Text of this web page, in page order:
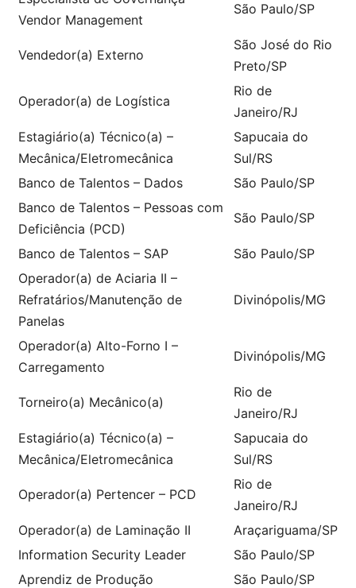
Vendor Management
São Paulo/SP
Vendedor(a) Externo
São José do Rio
Preto/SP
Operador(a) de Logística
Rio de
Janeiro/RJ
Estagiário(a) Técnico(a) –
Mecânica/Eletromecânica
Sapucaia do
Sul/RS
Banco de Talentos – Dados
São Paulo/SP
Banco de Talentos – Pessoas com
Deficiência (PCD)
São Paulo/SP
Banco de Talentos – SAP
São Paulo/SP
Operador(a) de Aciaria II –
Refratários/Manutenção de
Panelas
Divinópolis/MG
Operador(a) Alto-Forno I –
Carregamento
Divinópolis/MG
Torneiro(a) Mecânico(a)
Rio de
Janeiro/RJ
Estagiário(a) Técnico(a) –
Mecânica/Eletromecânica
Sapucaia do
Sul/RS
Operador(a) Pertencer – PCD
Rio de
Janeiro/RJ
Operador(a) de Laminação II
Araçariguama/SP
Information Security Leader
São Paulo/SP
Aprendiz de Produção
São Paulo/SP